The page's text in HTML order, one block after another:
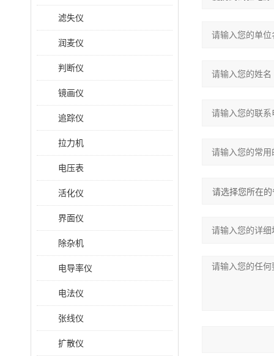
滤失仪
润麦仪
判断仪
镜画仪
追踪仪
拉力机
电压表
活化仪
界面仪
除杂机
电导率仪
电法仪
张线仪
扩散仪